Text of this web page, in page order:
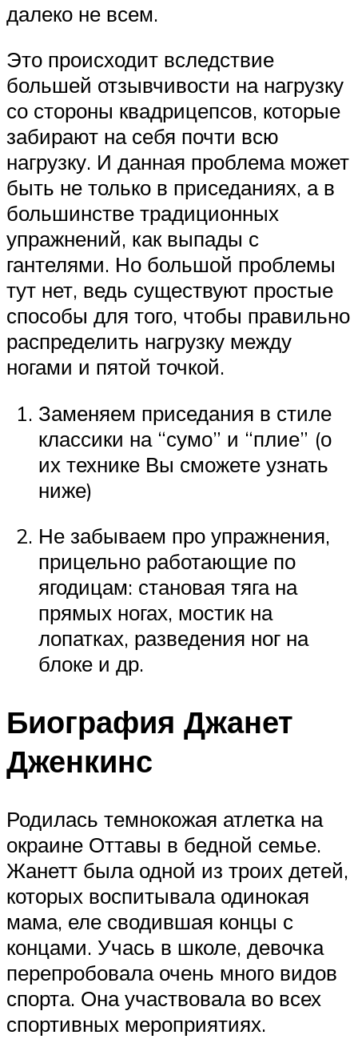
далеко не всем.
Это происходит вследствие
большей отзывчивости на нагрузку
со стороны квадрицепсов, которые
забирают на себя почти всю
нагрузку. И данная проблема может
быть не только в приседаниях, а в
большинстве традиционных
упражнений, как выпады с
гантелями. Но большой проблемы
тут нет, ведь существуют простые
способы для того, чтобы правильно
распределить нагрузку между
ногами и пятой точкой.
Заменяем приседания в стиле
классики на “сумо” и “плие” (о
их технике Вы сможете узнать
ниже)
Не забываем про упражнения,
прицельно работающие по
ягодицам: становая тяга на
прямых ногах, мостик на
лопатках, разведения ног на
блоке и др.
Биография Джанет
Дженкинс
Родилась темнокожая атлетка на
окраине Оттавы в бедной семье.
Жанетт была одной из троих детей,
которых воспитывала одинокая
мама, еле сводившая концы с
концами. Учась в школе, девочка
перепробовала очень много видов
спорта. Она участвовала во всех
спортивных мероприятиях.